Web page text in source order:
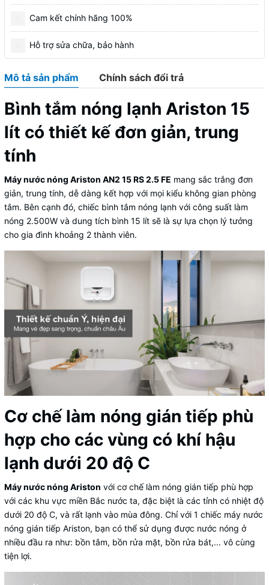
Cam kết chính hãng 100%
Hỗ trợ sửa chữa, bảo hành
Mô tả sản phẩm Chính sách đổi trả
Bình tắm nóng lạnh Ariston 15
lít có thiết kế đơn giản, trung
tính
Máy nước nóng Ariston AN2 15 RS 2.5 FE mang sắc trắng đơn
giản, trung tính, dễ dàng kết hợp với mọi kiểu không gian phòng
tắm. Bên cạnh đó, chiếc bình tắm nóng lạnh với công suất làm
nóng 2.500W và dung tích bình 15 lít sẽ là sự lựa chọn lý tưởng
cho gia đình khoảng 2 thành viên.
Cơ chế làm nóng gián tiếp phù
hợp cho các vùng có khí hậu
lạnh dưới 20 độ C
Máy nước nóng Ariston với cơ chế làm nóng gián tiếp phù hợp
với các khu vực miền Bắc nước ta, đặc biệt là các tỉnh có nhiệt độ
dưới 20 độ C, và rất lạnh vào mùa đông. Chỉ với 1 chiếc máy nước
nóng gián tiếp Ariston, bạn có thể sử dụng được nước nóng ở
nhiều đầu ra như: bồn tắm, bồn rửa mặt, bồn rửa bát,... vô cùng
tiện lợi.